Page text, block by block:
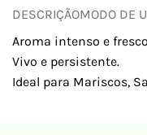
DESCRIÇÃOMODO DE
Aroma intenso e
Vivo e persistente.
Ideal para Mariscos,